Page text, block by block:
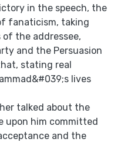
in the speech, the
fanaticism, taking
the addressee,
and the Persuasion
stating real
lives
talked about the
upon him committed
and the